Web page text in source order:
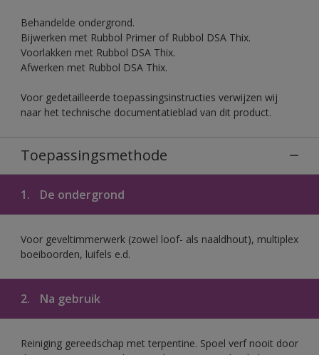
Behandelde ondergrond.
Bijwerken met Rubbol Primer of Rubbol DSA Thix.
Voorlakken met Rubbol DSA Thix.
Afwerken met Rubbol DSA Thix.
Voor gedetailleerde toepassingsinstructies verwijzen wij
naar het technische documentatieblad van dit product.
Toepassingsmethode
1. De ondergrond
Voor geveltimmerwerk (zowel loof- als naaldhout), multiplex
boeiboorden, luifels e.d.
2. Na gebruik
Reiniging gereedschap met terpentine. Spoel verf nooit door